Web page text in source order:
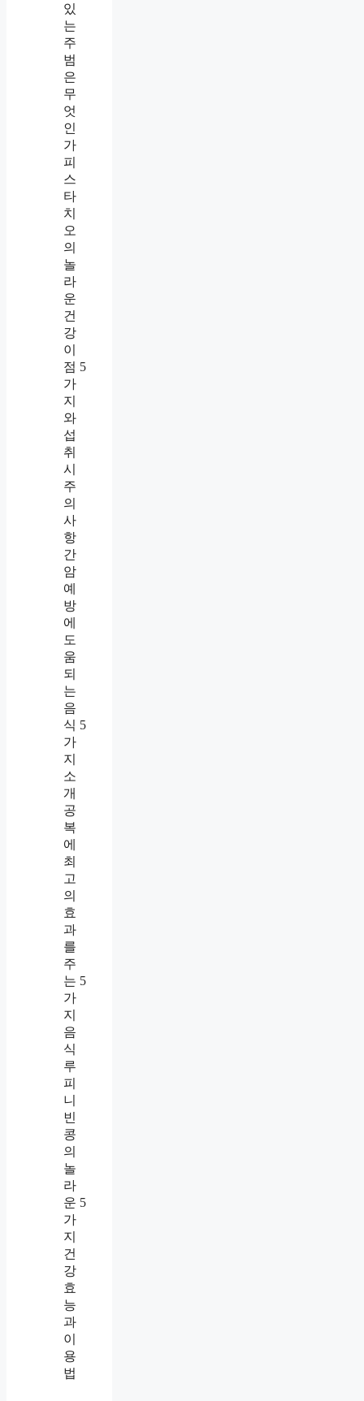
있
는
주
범
은
무
엇
인
가
피
스
타
치
오
의
놀
라
운
건
강
이
점 5
가
지
와
섭
취
시
주
의
사
항
간
암
예
방
에
도
움
되
는
음
식 5
가
지
소
개
공
복
에
최
고
의
효
과
를
주
는 5
가
지
음
식
루
피
니
빈
콩
의
놀
라
운 5
가
지
건
강
효
능
과
이
용
법